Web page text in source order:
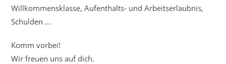
Willkommensklasse, Aufenthalts- und Arbeitserlaubnis,
Schulden …
Komm vorbei!
Wir freuen uns auf dich.